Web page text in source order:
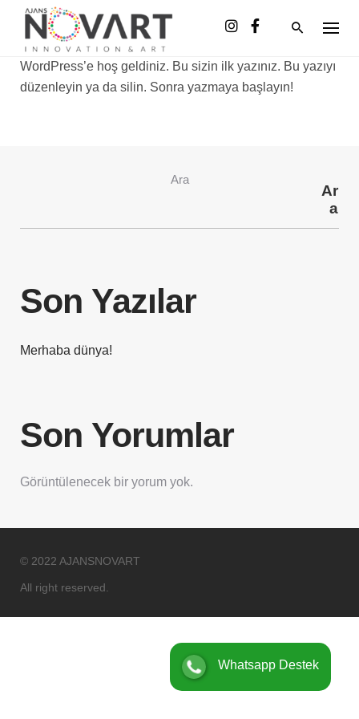
content
WordPress’e hoş geldiniz. Bu sizin ilk yazınız. Bu yazıyı
düzenleyin ya da silin. Sonra yazmaya başlayın!
Ara
Ar
a
Son Yazılar
Merhaba dünya!
Son Yorumlar
Görüntülenecek bir yorum yok.
© 2022 AJANSNOVART
All right reserved.
Whatsapp Destek